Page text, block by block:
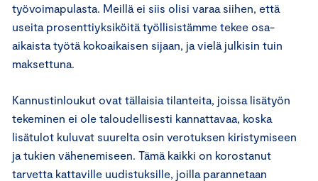
työvoimapulasta. Meillä ei siis olisi varaa siihen, että
useita prosenttiyksiköitä työllisistämme tekee osa-
aikaista työtä kokoaikaisen sijaan, ja vielä julkisin tuin
maksettuna.
Kannustinloukut ovat tällaisia tilanteita, joissa lisätyön
tekeminen ei ole taloudellisesti kannattavaa, koska
lisätulot kuluvat suurelta osin verotuksen kiristymiseen
ja tukien vähenemiseen. Tämä kaikki on korostanut
tarvetta kattaville uudistuksille, joilla parannetaan